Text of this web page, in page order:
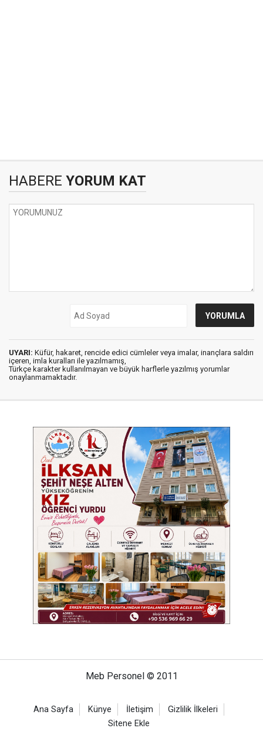
HABERE YORUM KAT
UYARI: Küfür, hakaret, rencide edici cümleler veya imalar, inançlara saldırı
içeren, imla kuralları ile yazılmamış,
Türkçe karakter kullanılmayan ve büyük harflerle yazılmış yorumlar
onaylanmamaktadır.
Meb Personel © 2011
Ana Sayfa Künye İletişim
Gizlilik İlkeleri
Sitene Ekle